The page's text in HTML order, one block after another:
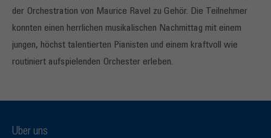
der Orchestration von Maurice Ravel zu Gehör. Die Teilnehmer
konnten einen herrlichen musikalischen Nachmittag mit einem
jungen, höchst talentierten Pianisten und einem kraftvoll wie
routiniert aufspielenden Orchester erleben.
Über uns